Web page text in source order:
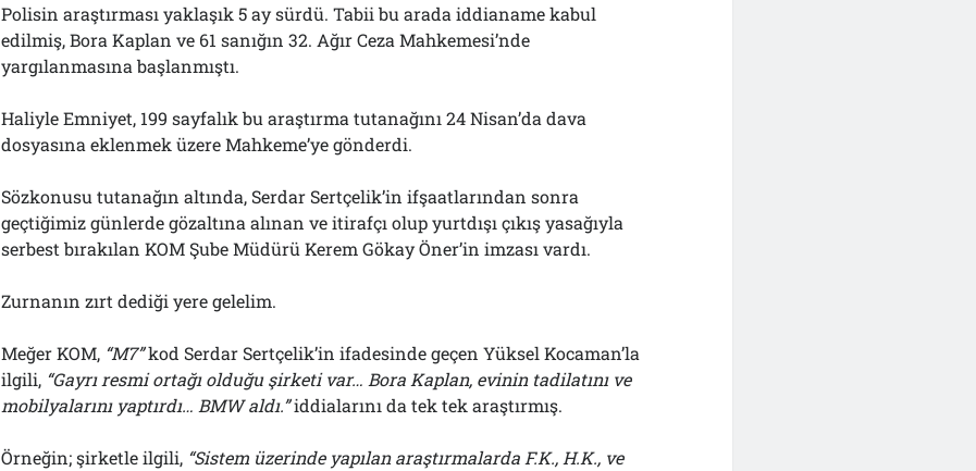
Polisin araştırması yaklaşık 5 ay sürdü. Tabii bu arada iddianame kabul
edilmiş, Bora Kaplan ve 61 sanığın 32. Ağır Ceza Mahkemesi’nde
yargılanmasına başlanmıştı.
Haliyle Emniyet, 199 sayfalık bu araştırma tutanağını 24 Nisan’da dava
dosyasına eklenmek üzere Mahkeme’ye gönderdi.
Sözkonusu tutanağın altında, Serdar Sertçelik’in ifşaatlarından sonra
geçtiğimiz günlerde gözaltına alınan ve itirafçı olup yurtdışı çıkış yasağıyla
serbest bırakılan KOM Şube Müdürü Kerem Gökay Öner’in imzası vardı.
Zurnanın zırt dediği yere gelelim.
Meğer KOM, “M7”kod Serdar Sertçelik’in ifadesinde geçen Yüksel Kocaman’la
ilgili, “Gayrı resmi ortağı olduğu şirketi var… Bora Kaplan, evinin tadilatını ve
mobilyalarını yaptırdı… BMW aldı.”iddialarını da tek tek araştırmış.
Örneğin; şirketle ilgili, “Sistem üzerinde yapılan araştırmalarda F.K., H.K., ve